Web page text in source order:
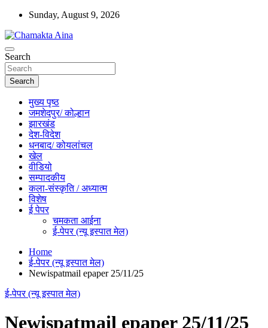
Skip
content
Sunday, August 9, 2026
Chamakta Aina
Hindi News Paper – Jharkhand
Search
Search
मुख्य पृष्ठ
जमशेदपुर/ कोल्हान
झारखंड
देश-विदेश
धनबाद/ कोयलांचल
खेल
वीडियो
सम्पादकीय
कला-संस्कृति / अध्यात्म
विशेष
ई पेपर
चमकता आईना
ई-पेपर (न्यू इस्पात मेल)
Home
ई-पेपर (न्यू इस्पात मेल)
Newispatmail epaper 25/11/25
ई-पेपर (न्यू इस्पात मेल)
Newispatmail epaper 25/11/25